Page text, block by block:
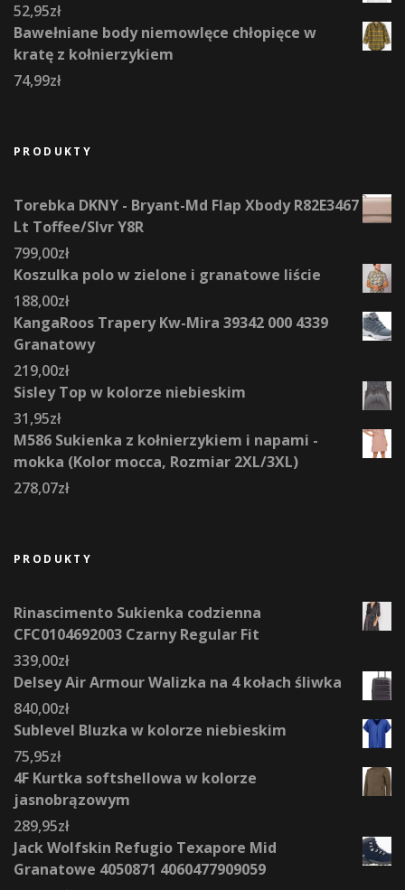
52,95zł
Bawełniane body niemowlęce chłopięce w
kratę z kołnierzykiem
74,99zł
PRODUKTY
Torebka DKNY - Bryant-Md Flap Xbody R82E3467
Lt Toffee/Slvr Y8R
799,00zł
Koszulka polo w zielone i granatowe liście
188,00zł
KangaRoos Trapery Kw-Mira 39342 000 4339
Granatowy
219,00zł
Sisley Top w kolorze niebieskim
31,95zł
M586 Sukienka z kołnierzykiem i napami -
mokka (Kolor mocca, Rozmiar 2XL/3XL)
278,07zł
PRODUKTY
Rinascimento Sukienka codzienna
CFC0104692003 Czarny Regular Fit
339,00zł
Delsey Air Armour Walizka na 4 kołach śliwka
840,00zł
Sublevel Bluzka w kolorze niebieskim
75,95zł
4F Kurtka softshellowa w kolorze
jasnobrązowym
289,95zł
Jack Wolfskin Refugio Texapore Mid
Granatowe 4050871 4060477909059